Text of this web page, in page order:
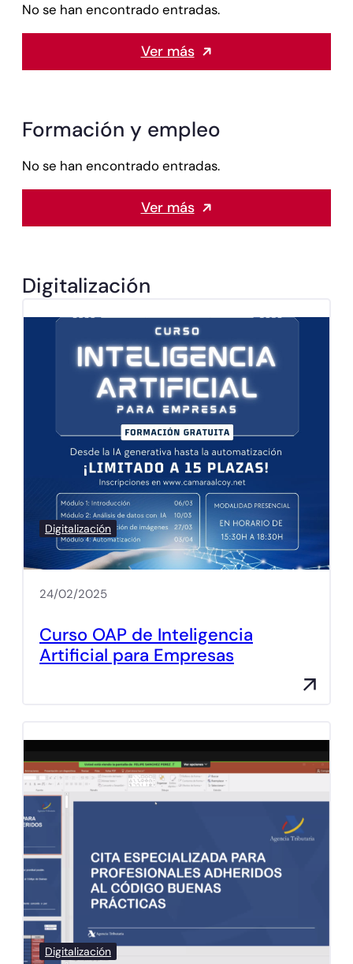
No se han encontrado entradas.
Ver más
Formación y empleo
No se han encontrado entradas.
Ver más
Digitalización
Digitalización
24/02/2025
Curso OAP de Inteligencia
Artificial para Empresas
Digitalización